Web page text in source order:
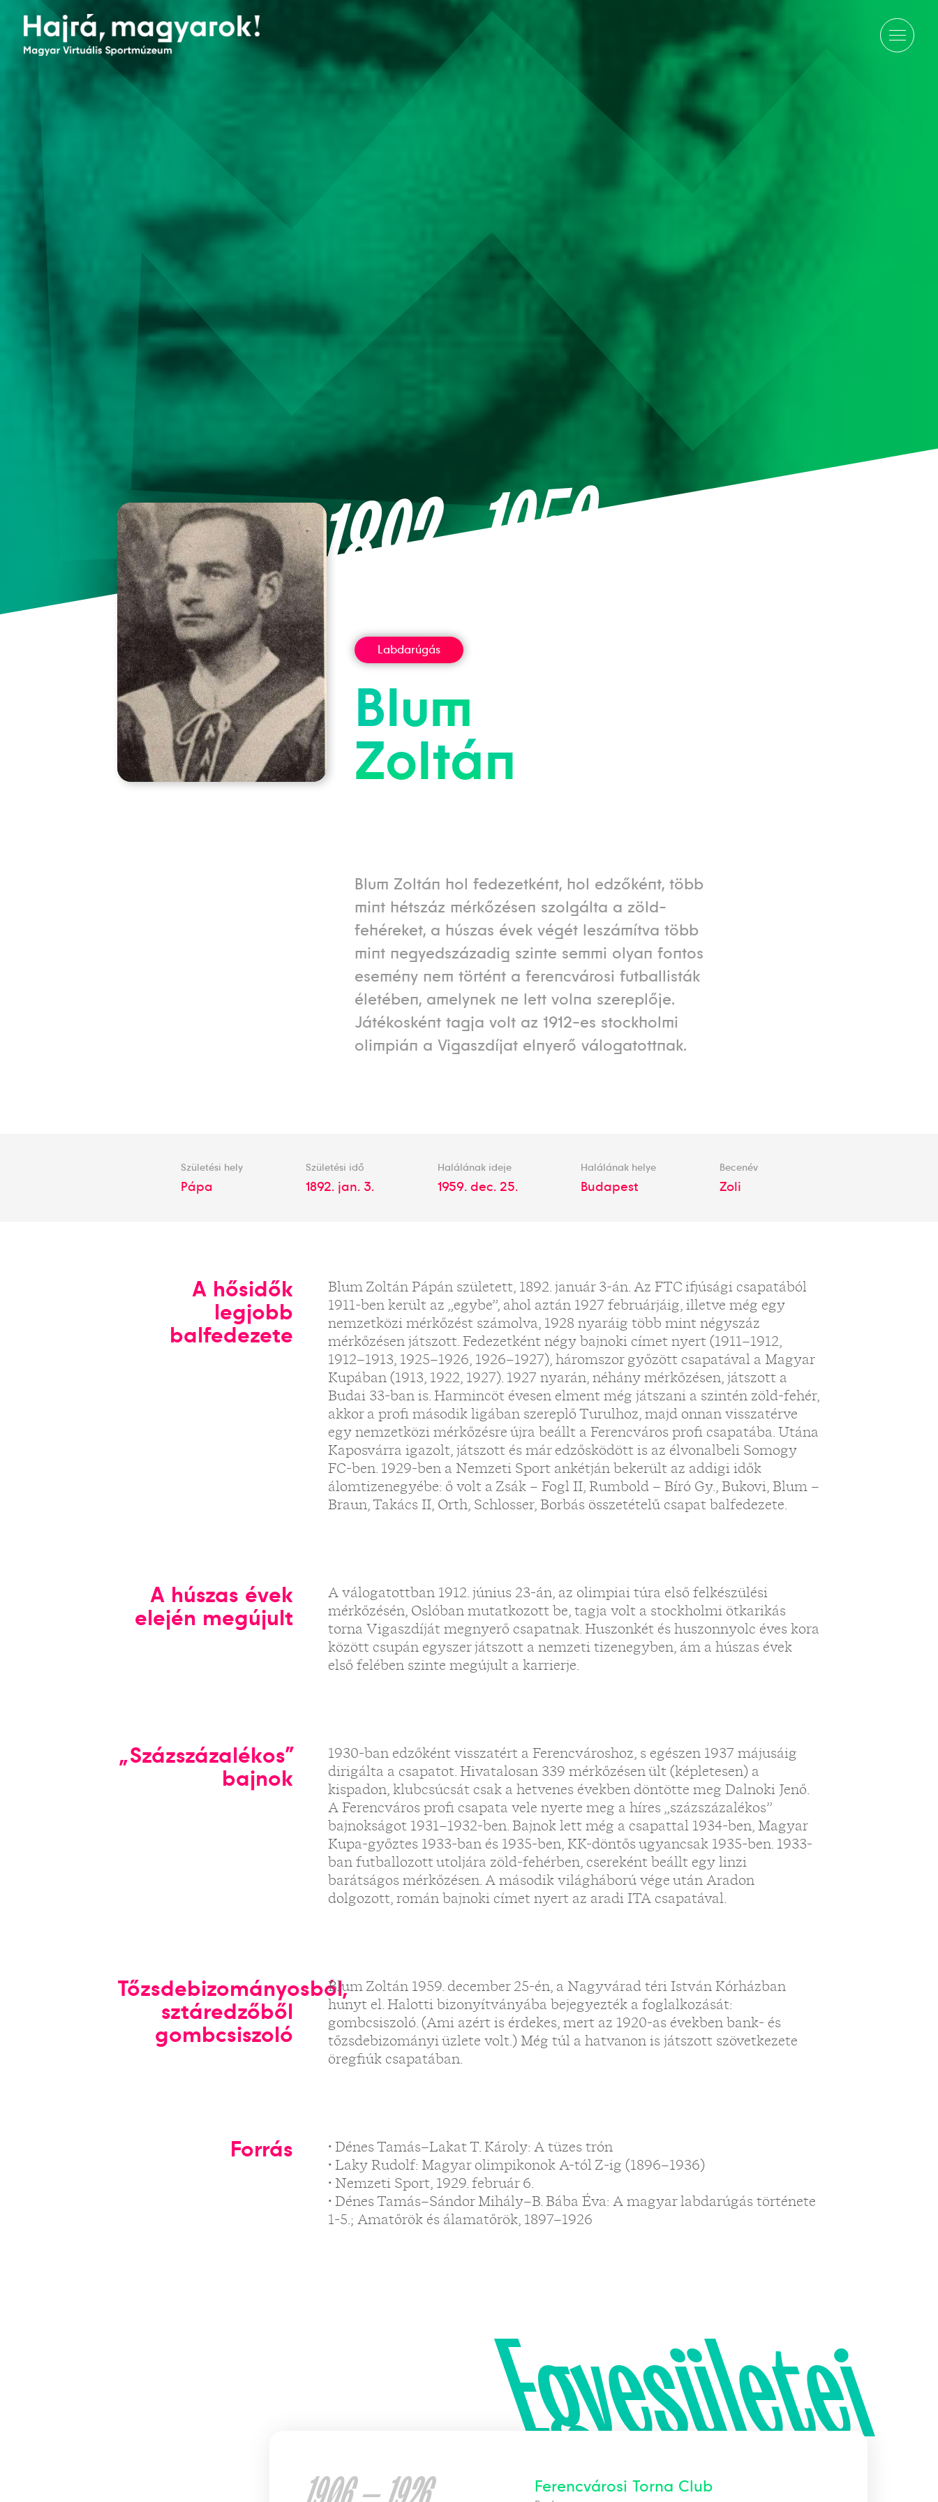
1892—1959
Labdarúgás
Blum
Zoltán
Blum Zoltán hol fedezetként, hol edzőként, több
mint hétszáz mérkőzésen szolgálta a zöld-
fehéreket, a húszas évek végét leszámítva több
mint negyedszázadig szinte semmi olyan fontos
esemény nem történt a ferencvárosi futballisták
életében, amelynek ne lett volna szereplője.
Játékosként tagja volt az 1912-es stockholmi
olimpián a Vigaszdíjat elnyerő válogatottnak.
Születési hely
Pápa
Születési idő
1892. jan. 3.
Halálának ideje
1959. dec. 25.
Halálának helye
Budapest
Becenév
Zoli
A hősidők
legjobb
balfedezete
Blum Zoltán Pápán született, 1892. január 3-án. Az FTC ifjúsági csapatából
1911-ben került az „egybe”, ahol aztán 1927 februárjáig, illetve még egy
nemzetközi mérkőzést számolva, 1928 nyaráig több mint négyszáz
mérkőzésen játszott. Fedezetként négy bajnoki címet nyert (1911–1912,
1912–1913, 1925–1926, 1926–1927), háromszor győzött csapatával a Magyar
Kupában (1913, 1922, 1927). 1927 nyarán, néhány mérkőzésen, játszott a
Budai 33-ban is. Harmincöt évesen elment még játszani a szintén zöld-fehér,
akkor a profi második ligában szereplő Turulhoz, majd onnan visszatérve
egy nemzetközi mérkőzésre újra beállt a Ferencváros profi csapatába. Utána
Kaposvárra igazolt, játszott és már edzősködött is az élvonalbeli Somogy
FC-ben. 1929-ben a Nemzeti Sport ankétján bekerült az addigi idők
álomtizenegyébe: ő volt a Zsák – Fogl II, Rumbold – Bíró Gy., Bukovi, Blum –
Braun, Takács II, Orth, Schlosser, Borbás összetételű csapat balfedezete.
A húszas évek
elején megújult
A válogatottban 1912. június 23-án, az olimpiai túra első felkészülési
mérkőzésén, Oslóban mutatkozott be, tagja volt a stockholmi ötkarikás
torna Vigaszdíját megnyerő csapatnak. Huszonkét és huszonnyolc éves kora
között csupán egyszer játszott a nemzeti tizenegyben, ám a húszas évek
első felében szinte megújult a karrierje.
„Százszázalékos”
bajnok
1930-ban edzőként visszatért a Ferencvároshoz, s egészen 1937 májusáig
dirigálta a csapatot. Hivatalosan 339 mérkőzésen ült (képletesen) a
kispadon, klubcsúcsát csak a hetvenes években döntötte meg Dalnoki Jenő.
A Ferencváros profi csapata vele nyerte meg a híres „százszázalékos”
bajnokságot 1931–1932-ben. Bajnok lett még a csapattal 1934-ben, Magyar
Kupa-győztes 1933-ban és 1935-ben, KK-döntős ugyancsak 1935-ben. 1933-
ban futballozott utoljára zöld-fehérben, csereként beállt egy linzi
barátságos mérkőzésen. A második világháború vége után Aradon
dolgozott, román bajnoki címet nyert az aradi ITA csapatával.
Tőzsdebizományosból,
sztáredzőből
gombcsiszoló
Blum Zoltán 1959. december 25-én, a Nagyvárad téri István Kórházban
hunyt el. Halotti bizonyítványába bejegyezték a foglalkozását:
gombcsiszoló. (Ami azért is érdekes, mert az 1920-as években bank- és
tőzsdebizományi üzlete volt.) Még túl a hatvanon is játszott szövetkezete
öregfiúk csapatában.
Forrás
• Dénes Tamás–Lakat T. Károly: A ​tüzes trón
• Laky Rudolf: Magyar olimpikonok A-tól Z-ig (1896–1936)
• Nemzeti Sport, 1929. február 6.
• Dénes Tamás–Sándor Mihály–B. Bába Éva: A magyar labdarúgás története
1-5.; Amatőrök és álamatőrök, 1897–1926
Egyesületei
Ferencvárosi Torna Club